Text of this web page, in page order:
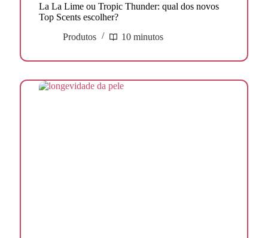
La La Lime ou Tropic Thunder: qual dos novos
Top Scents escolher?
Produtos
10 minutos